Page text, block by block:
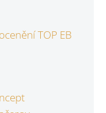
TOP EB